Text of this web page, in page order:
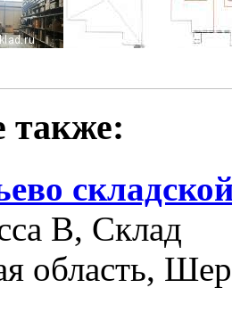
также:
B, Склад
область,